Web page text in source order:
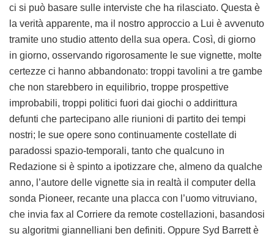
ci si può basare sulle interviste che ha rilasciato. Questa è
la verità apparente, ma il nostro approccio a Lui è avvenuto
tramite uno studio attento della sua opera. Così, di giorno
in giorno, osservando rigorosamente le sue vignette, molte
certezze ci hanno abbandonato: troppi tavolini a tre gambe
che non starebbero in equilibrio, troppe prospettive
improbabili, troppi politici fuori dai giochi o addirittura
defunti che partecipano alle riunioni di partito dei tempi
nostri; le sue opere sono continuamente costellate di
paradossi spazio-temporali, tanto che qualcuno in
Redazione si è spinto a ipotizzare che, almeno da qualche
anno, l’autore delle vignette sia in realtà il computer della
sonda Pioneer, recante una placca con l’uomo vitruviano,
che invia fax al Corriere da remote costellazioni, basandosi
su algoritmi giannelliani ben definiti. Oppure Syd Barrett è